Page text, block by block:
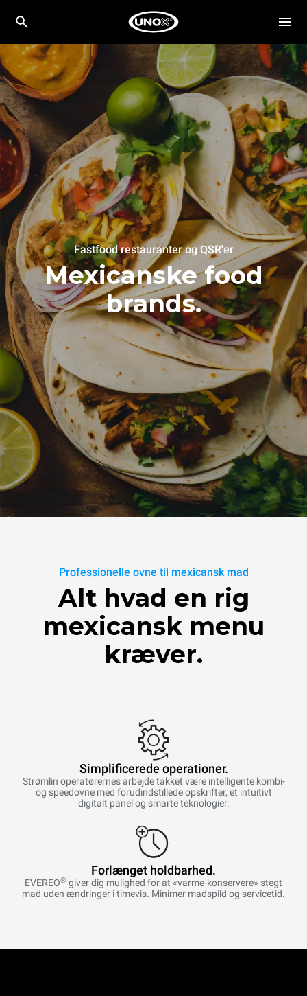
Fastfood restauranter og QSR'er
Mexicanske food
brands.
Professionelle ovne til mexicansk mad
Alt hvad en rig
mexicansk menu
kræver.
Simplificerede operationer.
Strømlin operatørernes arbejde takket være intelligente kombi-
og speedovne med forudindstillede opskrifter, et intuitivt
digitalt panel og smarte teknologier.
Forlænget holdbarhed.
EVEREO® giver dig mulighed for at «varme-konservere» stegt
mad uden ændringer i timevis. Minimer madspild og servicetid.